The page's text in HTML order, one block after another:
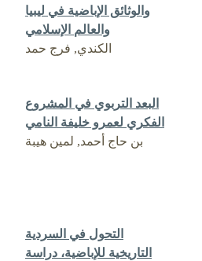
والوثائق الإباضية في ليبيا
والعالم الإسلامي
الكندي, فرج حمد
البعد التربوي في المشروع
الفكري لعمرو خليفة النامي
بن حاج أحمد, لمين هيبة
التحول في السردية
التاريخية للإباضية، دراسة